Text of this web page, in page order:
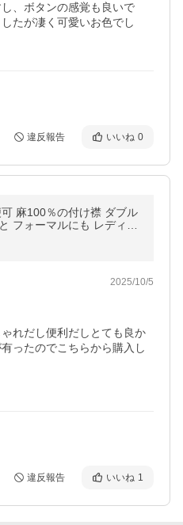
、ボタンの感覚も良いで
たが凄く可愛いお色でし
違反報告 いいね 0
麻100％の付け襟 ダブル
フォーマルにも レディー
2025/10/5
れだし便利だしとても良か
ったのでこちらから購入し
違反報告 いいね 1